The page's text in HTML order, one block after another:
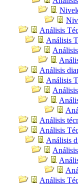
Análisis
Análisis
Análisis
Análisis
Análisis
Análisis
Análisis
Análisis